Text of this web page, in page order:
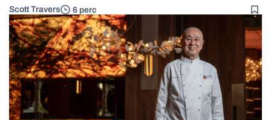
Scott Travers 6 perc